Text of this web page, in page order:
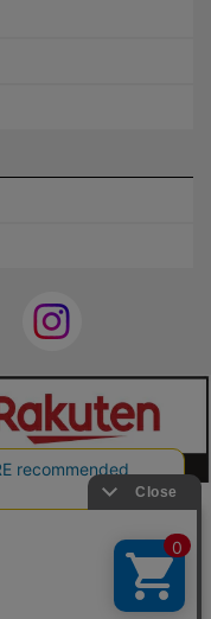
製・転載を禁止します。
Group, Inc. ALL RIGHTS RE